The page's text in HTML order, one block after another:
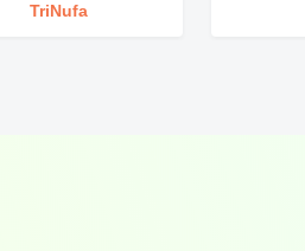
TriNufa